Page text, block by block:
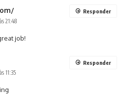
21:48
job!
Responder
11:35
Responder